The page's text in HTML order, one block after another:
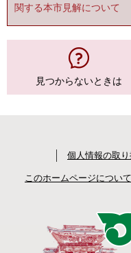
関する本市見解について
見つからないときは
個人情報の取
このホームページについて